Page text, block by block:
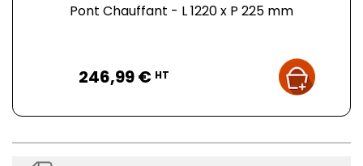
Pont Chauffant - L 1220 x P 225 mm
246,99 € HT